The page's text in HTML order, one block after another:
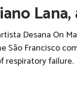
Desana On
São Francisco
respiratory